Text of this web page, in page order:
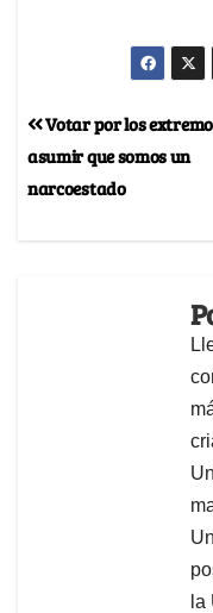
Votar por los
asumir que somos un
narcoestado
la